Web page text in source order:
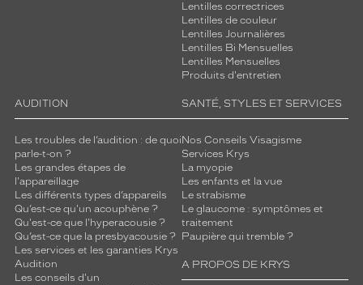
Lentilles correctrices
Lentilles de couleur
Lentilles Journalières
Lentilles Bi Mensuelles
Lentilles Mensuelles
Produits d'entretien
AUDITION
Les troubles de l’audition : de quoi
parle-t-on ?
Les grandes étapes de
l'appareillage
Les différents types d’appareils
Qu’est-ce qu'un acouphène ?
Qu'est-ce que l'hyperacousie ?
Qu’est-ce que la presbyacousie ?
Les services et les garanties Krys
Audition
Les conseils d'un
SANTÉ, STYLES ET SERVICES
Nos Conseils Visagisme
Services Krys
La myopie
Les enfants et la vue
Le strabisme
Le glaucome : symptômes et
traitement
Paupière qui tremble ?
A PROPOS DE KRYS